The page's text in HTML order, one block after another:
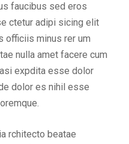
faucibus sed eros
ctetur adipi sicing elit
officiis minus rer um
nulla amet facere cum
expdita esse dolor
dolor es nihil esse
rchitecto beatae